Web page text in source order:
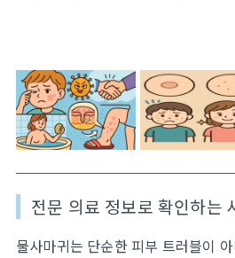
전문 의료 정보로 확인하는
물사마귀는 단순한 피부 트러블이